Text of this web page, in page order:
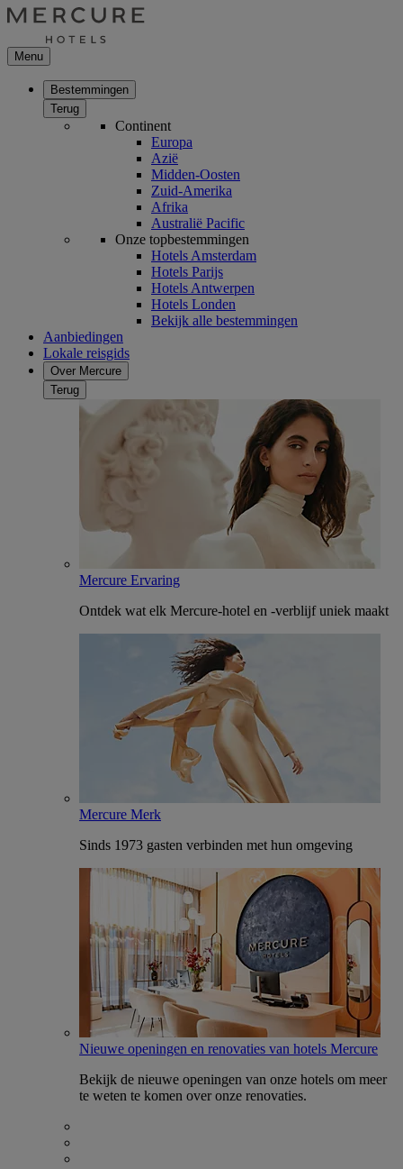
Menu
Bestemmingen
Terug
Continent
Europa
Azië
Midden-Oosten
Zuid-Amerika
Afrika
Australië Pacific
Onze topbestemmingen
Hotels Amsterdam
Hotels Parijs
Hotels Antwerpen
Hotels Londen
Bekijk alle bestemmingen
Aanbiedingen
Lokale reisgids
Over Mercure
Terug
Mercure Ervaring
Ontdek wat elk Mercure-hotel en -verblijf uniek maakt
Mercure Merk
Sinds 1973 gasten verbinden met hun omgeving
Nieuwe openingen en renovaties van hotels Mercure
Bekijk de nieuwe openingen van onze hotels om meer
te weten te komen over onze renovaties.